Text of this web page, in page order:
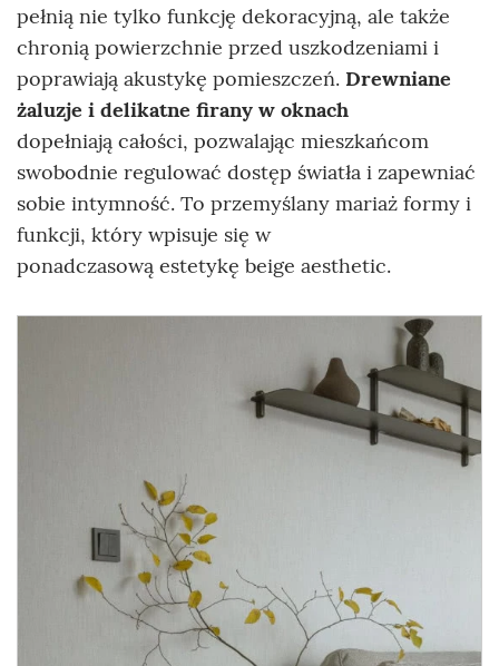
pełnią nie tylko funkcję dekoracyjną, ale także
chronią powierzchnie przed uszkodzeniami i
poprawiają akustykę pomieszczeń. Drewniane
żaluzje i delikatne firany w oknach
dopełniają całości, pozwalając mieszkańcom
swobodnie regulować dostęp światła i zapewniać
sobie intymność. To przemyślany mariaż formy i
funkcji, który wpisuje się w
ponadczasową estetykę beige aesthetic.